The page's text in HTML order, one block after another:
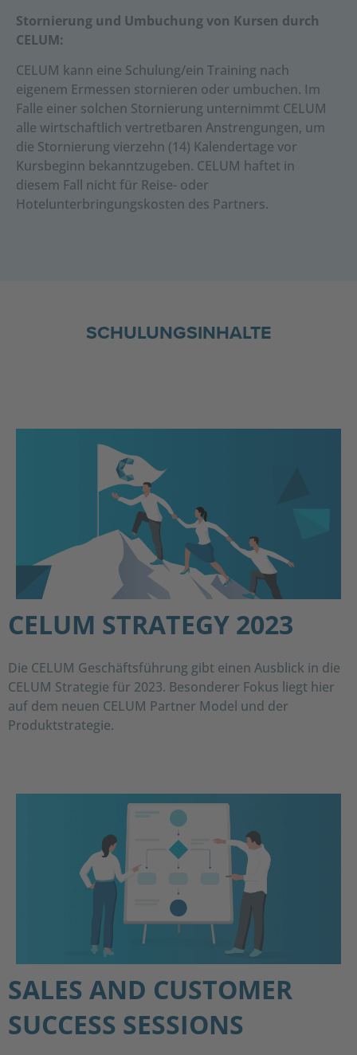
Stornierung und Umbuchung von Kursen durch
CELUM:
CELUM kann eine Schulung/ein Training nach
eigenem Ermessen stornieren oder umbuchen. Im
Falle einer solchen Stornierung unternimmt CELUM
alle wirtschaftlich vertretbaren Anstrengungen, um
die Stornierung vierzehn (14) Kalendertage vor
Kursbeginn bekanntzugeben. CELUM haftet in
diesem Fall nicht für Reise- oder
Hotelunterbringungskosten des Partners.
SCHULUNGSINHALTE
CELUM STRATEGY 2023
Die CELUM Geschäftsführung gibt einen Ausblick in die
CELUM Strategie für 2023. Besonderer Fokus liegt hier
auf dem neuen CELUM Partner Model und der
Produktstrategie.
SALES AND CUSTOMER
SUCCESS SESSIONS